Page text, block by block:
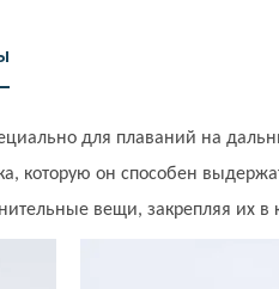
для плаваний на
которую он способен
вещи, закрепляя их в